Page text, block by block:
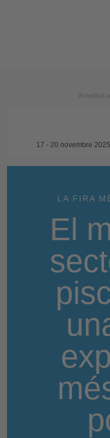
Acredita't
17 - 20 novembre
LA FIRA
El